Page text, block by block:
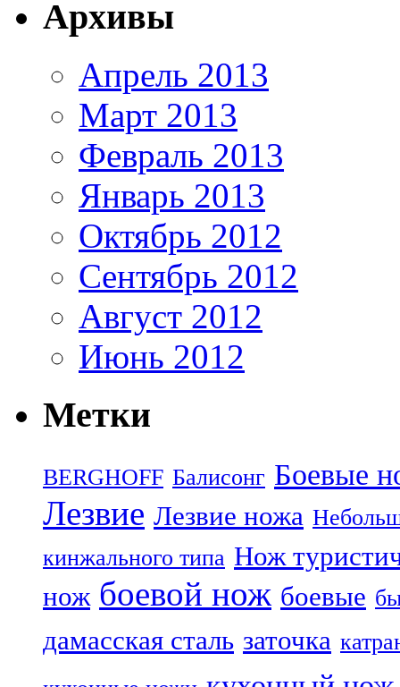
Архивы
Апрель 2013
Март 2013
Февраль 2013
Январь 2013
Октябрь 2012
Сентябрь 2012
Август 2012
Июнь 2012
Метки
BERGHOFF Балисонг Боевые
Лезвие Лезвие ножа
кинжального типа Нож
нож боевой нож боевые
дамасская сталь заточка